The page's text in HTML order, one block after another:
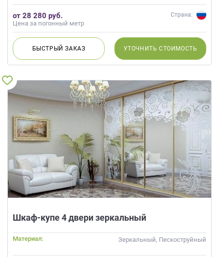
от 28 280 руб.
Цена за погонный метр
Страна:
БЫСТРЫЙЗАКАЗ УТОЧНИТЬ СТОИМОСТЬ
Шкаф-купе 4 двери зеркальный
Материал: Зеркальный, Пескоструйный